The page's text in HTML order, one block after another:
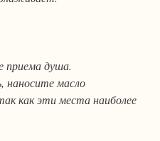
приема душа.
наносите масло
как эти места наиболее